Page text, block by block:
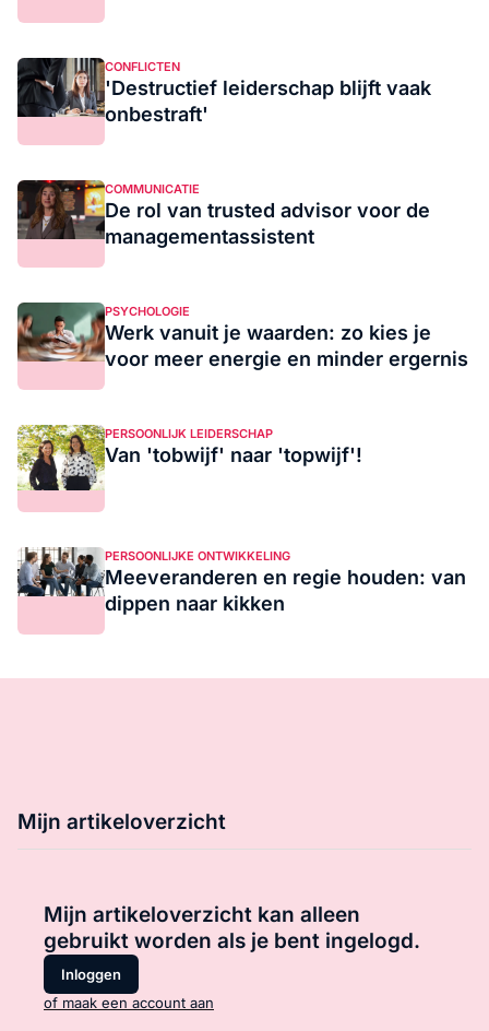
CONFLICTEN
'Destructief leiderschap blijft vaak
onbestraft'
COMMUNICATIE
De rol van trusted advisor voor de
managementassistent
PSYCHOLOGIE
Werk vanuit je waarden: zo kies je
voor meer energie en minder ergernis
PERSOONLIJK LEIDERSCHAP
Van 'tobwijf' naar 'topwijf'!
PERSOONLIJKE ONTWIKKELING
Meeveranderen en regie houden: van
dippen naar kikken
Mijn artikeloverzicht
Mijn artikeloverzicht kan alleen
gebruikt worden als je bent ingelogd.
Inloggen
of maak een account aan